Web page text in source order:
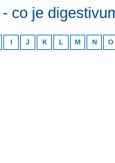
- co je
I J K L M N O